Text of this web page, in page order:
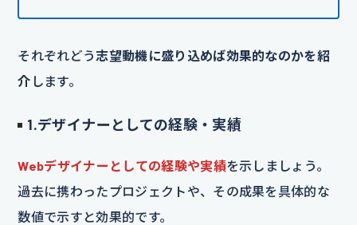
それぞれどう志望動機に盛り込めば効果的なのかを紹
介 します。
1.デザイナーとしての経験・実績
Webデザイナーとしての経験や実績を示しましょう。
過去に携わったプロジェクトや、その成果を具体的な
数値で示すと効果的です。